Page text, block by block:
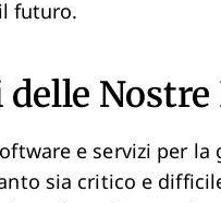
futuro.
delle
e servizi per la
sia critico e